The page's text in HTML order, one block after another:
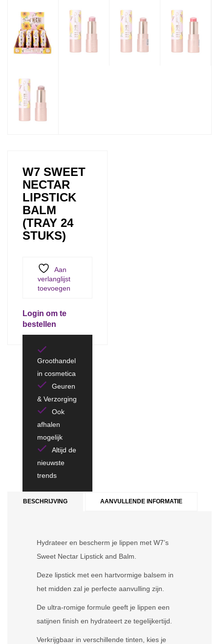
W7 SWEET
NECTAR
LIPSTICK
BALM
(TRAY 24
STUKS)
Aan
verlanglijst
toevoegen
Login om te
bestellen
Groothandel
in cosmetica
Geuren
& Verzorging
Ook
afhalen
mogelijk
Altijd de
nieuwste
trends
BESCHRIJVING AANVULLENDE INFORMATIE
Hydrateer en bescherm je lippen met W7’s
Sweet Nectar Lipstick and Balm.
Deze lipstick met een hartvormige balsem in
het midden zal je perfecte aanvulling zijn.
De ultra-romige formule geeft je lippen een
satijnen finish en hydrateert ze tegelijkertijd.
Verkrijgbaar in verschillende tinten, kies je